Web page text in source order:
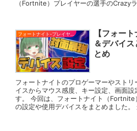
（Fortnite）プレイヤーの選手のCrazy
フォートナイト-プレイヤー
【フォー
＆デバイ
とめ
フォートナイトのプロゲーマーやスト
イスからマウス感度、キー設定、画面設
す。 今回は、フォートナイト（Fortnite
の設定や使用デバイスをまとめました。